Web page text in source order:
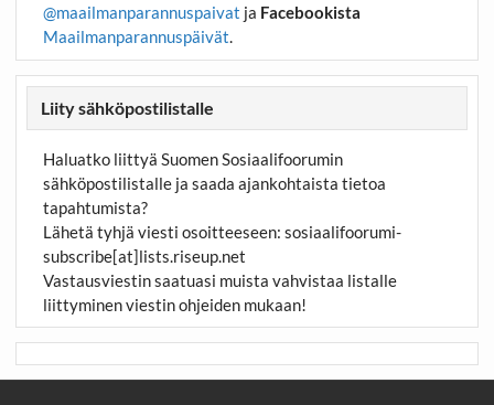
@maailmanparannuspaivat ja Facebookista
Maailmanparannuspäivät.
Liity sähköpostilistalle
Haluatko liittyä Suomen Sosiaalifoorumin
sähköpostilistalle ja saada ajankohtaista tietoa
tapahtumista?
Lähetä tyhjä viesti osoitteeseen: sosiaalifoorumi-
subscribe[at]lists.riseup.net
Vastausviestin saatuasi muista vahvistaa listalle
liittyminen viestin ohjeiden mukaan!